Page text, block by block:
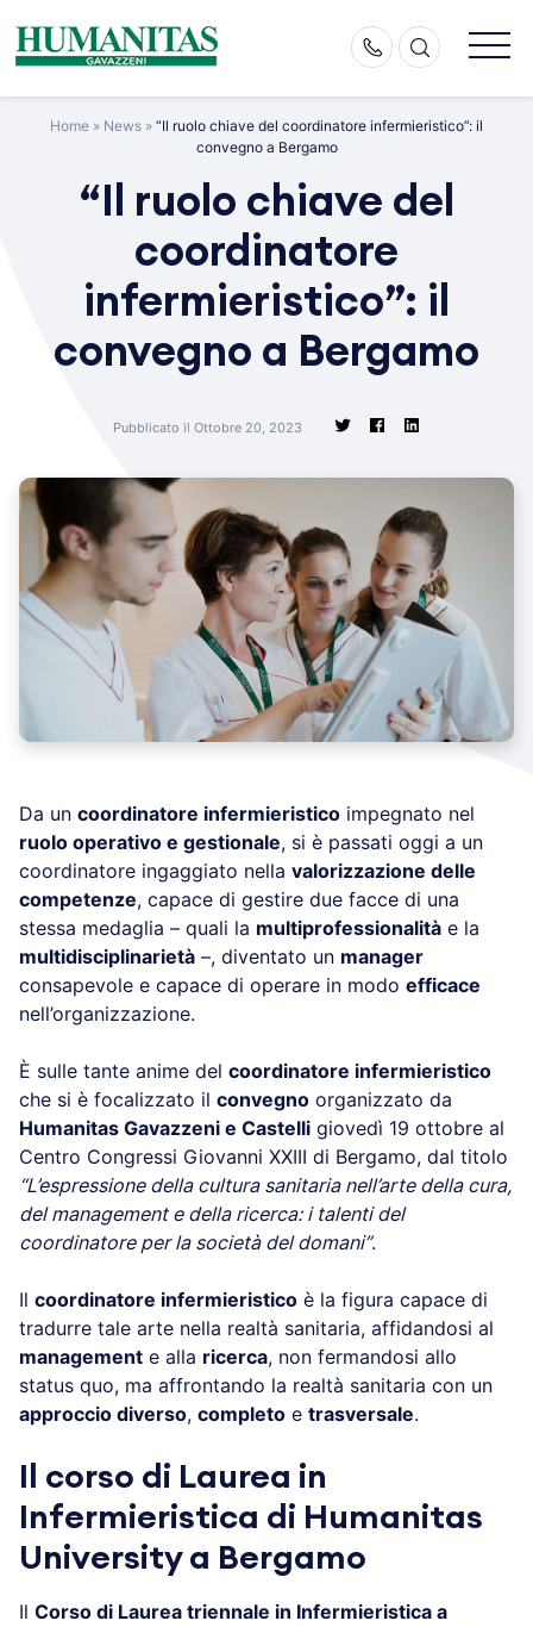
content
Home » News » “Il ruolo chiave del coordinatore infermieristico”: il
convegno a Bergamo
“Il ruolo chiave del
coordinatore
infermieristico”: il
convegno a Bergamo
Pubblicato il Ottobre 20, 2023
Da un coordinatore infermieristico impegnato nel
ruolo operativo e gestionale, si è passati oggi a un
coordinatore ingaggiato nella valorizzazione delle
competenze, capace di gestire due facce di una
stessa medaglia – quali la multiprofessionalità e la
multidisciplinarietà –, diventato un manager
consapevole e capace di operare in modo efficace
nell’organizzazione.
È sulle tante anime del coordinatore infermieristico
che si è focalizzato il convegno organizzato da
Humanitas Gavazzeni e Castelli giovedì 19 ottobre al
Centro Congressi Giovanni XXIII di Bergamo, dal titolo
“L’espressione della cultura sanitaria nell’arte della cura,
del management e della ricerca: i talenti del
coordinatore per la società del domani”.
Il coordinatore infermieristico è la figura capace di
tradurre tale arte nella realtà sanitaria, affidandosi al
management e alla ricerca, non fermandosi allo
status quo, ma affrontando la realtà sanitaria con un
approccio diverso, completo e trasversale.
Il corso di Laurea in
Infermieristica di Humanitas
University a Bergamo
Il Corso di Laurea triennale in Infermieristica a